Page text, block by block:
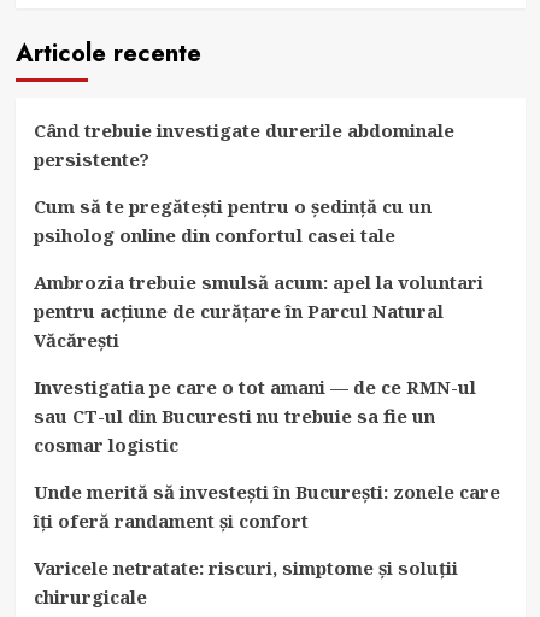
Articole recente
Când trebuie investigate durerile abdominale
persistente?
Cum să te pregătești pentru o ședință cu un
psiholog online din confortul casei tale
Ambrozia trebuie smulsă acum: apel la voluntari
pentru acțiune de curățare în Parcul Natural
Văcărești
Investigatia pe care o tot amani — de ce RMN-ul
sau CT-ul din Bucuresti nu trebuie sa fie un
cosmar logistic
Unde merită să investești în București: zonele care
îți oferă randament și confort
Varicele netratate: riscuri, simptome și soluții
chirurgicale